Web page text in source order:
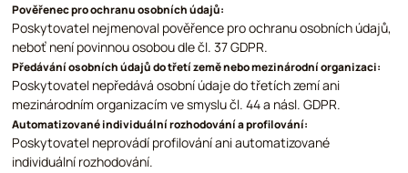
Pověřenec pro ochranu osobních údajů:
Poskytovatel nejmenoval pověřence pro ochranu osobních údajů,
neboť není povinnou osobou dle čl. 37 GDPR.
Předávání osobních údajů do třetí země nebo mezinárodní organizaci:
Poskytovatel nepředává osobní údaje do třetích zemí ani
mezinárodním organizacím ve smyslu čl. 44 a násl. GDPR.
Automatizované individuální rozhodování a profilování:
Poskytovatel neprovádí profilování ani automatizované
individuální rozhodování.